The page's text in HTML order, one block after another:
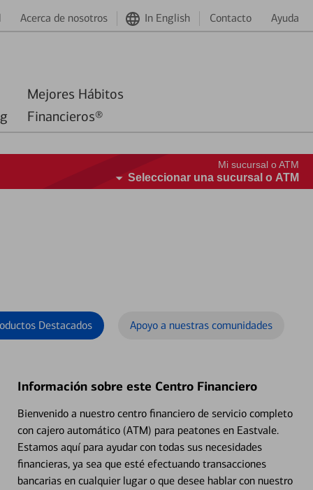
Acerca de nosotros In English Contacto Ayuda
Mejores Hábitos
Financieros®
Mi sucursal o ATM
Seleccionar una sucursal o ATM
Destacados Apoyo a nuestras comunidades
Información sobre este Centro Financiero
Bienvenido a nuestro centro financiero de servicio completo
con cajero automático (ATM) para peatones en Eastvale.
Estamos aquí para ayudar con todas sus necesidades
financieras, ya sea que esté efectuando transacciones
bancarias en cualquier lugar o que desee hablar con nuestro